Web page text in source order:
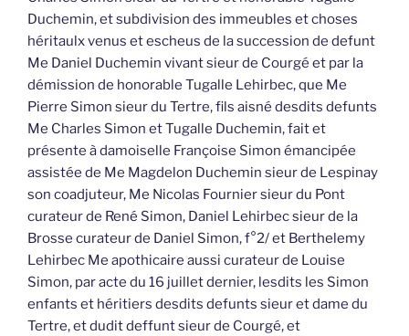
Duchemin, et subdivision des immeubles et choses
héritaulx venus et escheus de la succession de defunt
Me Daniel Duchemin vivant sieur de Courgé et par la
démission de honorable Tugalle Lehirbec, que Me
Pierre Simon sieur du Tertre, fils aisné desdits defunts
Me Charles Simon et Tugalle Duchemin, fait et
présente à damoiselle Françoise Simon émancipée
assistée de Me Magdelon Duchemin sieur de Lespinay
son coadjuteur, Me Nicolas Fournier sieur du Pont
curateur de René Simon, Daniel Lehirbec sieur de la
Brosse curateur de Daniel Simon, f°2/ et Berthelemy
Lehirbec Me apothicaire aussi curateur de Louise
Simon, par acte du 16 juillet dernier, lesdits les Simon
enfants et héritiers desdits defunts sieur et dame du
Tertre, et dudit deffunt sieur de Courgé, et